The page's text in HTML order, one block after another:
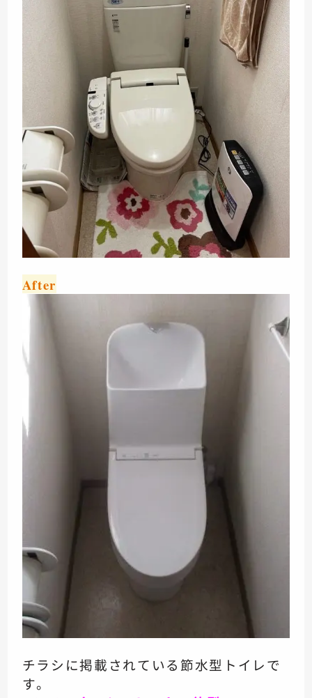
After
チラシに掲載されている 節水型トイレで
す。